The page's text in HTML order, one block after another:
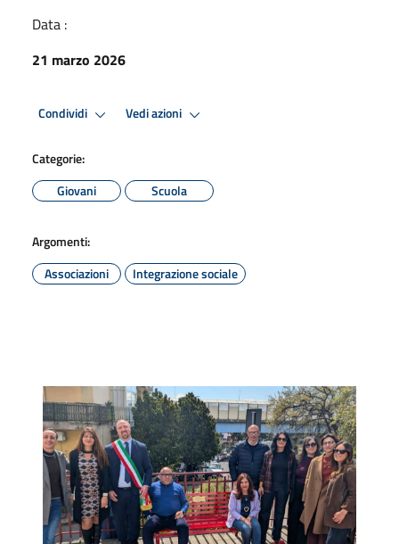
Data :
21 marzo 2026
Condividi Vedi azioni
Categorie:
Giovani
Scuola
Argomenti:
Associazioni
Integrazione sociale